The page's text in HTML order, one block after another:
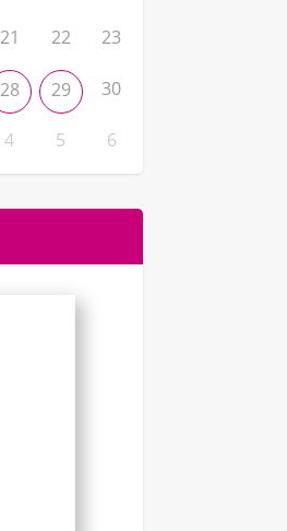
21 22 23
28 29 30
4 5 6